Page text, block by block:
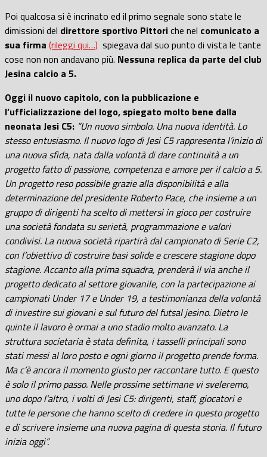
Poi qualcosa si è incrinato ed il primo segnale sono state le
dimissioni del direttore sportivo Pittoriche nel comunicato a
sua firma (rileggi qui…) spiegava dal suo punto di vista le tante
cose non non andavano più. Nessuna replica da parte del club
Jesina calcio a 5.
Oggi il nuovo capitolo, con la pubblicazione e
l’ufficializzazione del logo, spiegato molto bene dalla
neonata Jesi C5: “Un nuovo simbolo. Una nuova identità. Lo
stesso entusiasmo. Il nuovo logo di Jesi C5 rappresenta l’inizio di
una nuova sfida, nata dalla volontà di dare continuità a un
progetto fatto di passione, competenza e amore per il calcio a 5.
Un progetto reso possibile grazie alla disponibilità e alla
determinazione del presidente Roberto Pace, che insieme a un
gruppo di dirigenti ha scelto di mettersi in gioco per costruire
una società fondata su serietà, programmazione e valori
condivisi. La nuova società ripartirà dal campionato di Serie C2,
con l’obiettivo di costruire basi solide e crescere stagione dopo
stagione. Accanto alla prima squadra, prenderà il via anche il
progetto dedicato al settore giovanile, con la partecipazione ai
campionati Under 17 e Under 19, a testimonianza della volontà
di investire sui giovani e sul futuro del futsal jesino. Dietro le
quinte il lavoro è ormai a uno stadio molto avanzato. La
struttura societaria è stata definita, i tasselli principali sono
stati messi al loro posto e ogni giorno il progetto prende forma.
Ma c’è ancora il momento giusto per raccontare tutto. E questo
è solo il primo passo. Nelle prossime settimane vi sveleremo,
uno dopo l’altro, i volti di Jesi C5: dirigenti, staff, giocatori e
tutte le persone che hanno scelto di credere in questo progetto
e di scrivere insieme una nuova pagina di questa storia. Il futuro
inizia oggi”.